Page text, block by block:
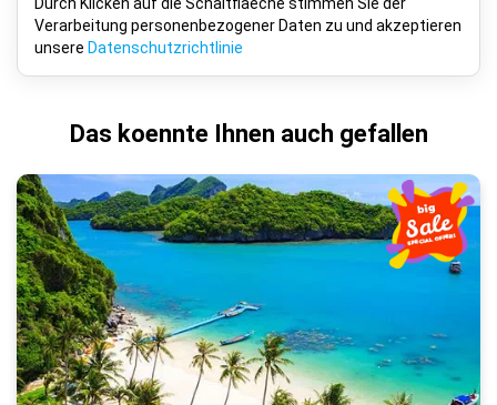
Verarbeitung personenbezogener Daten zu und akzeptieren
unsere Datenschutzrichtlinie
Das koennte Ihnen auch gefallen